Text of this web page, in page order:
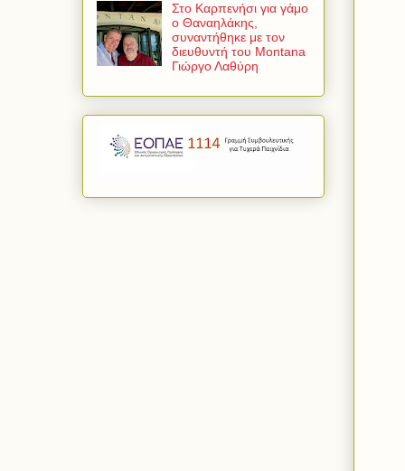
Στο Καρπενήσι για γάμο
ο Θαναηλάκης,
συναντήθηκε με τον
διευθυντή του Montana
Γιώργο Λαθύρη